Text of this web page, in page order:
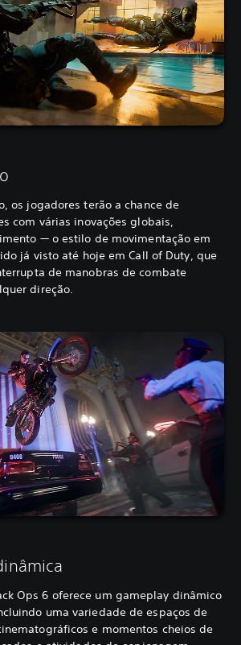
os jogadores terão a chance de
com várias inovações globais,
— o estilo de movimentação em
já visto até hoje em Call of Duty, que
de manobras de combate
direção.
Ops 6 oferece um gameplay dinâmico
uma variedade de espaços de
e momentos cheios de